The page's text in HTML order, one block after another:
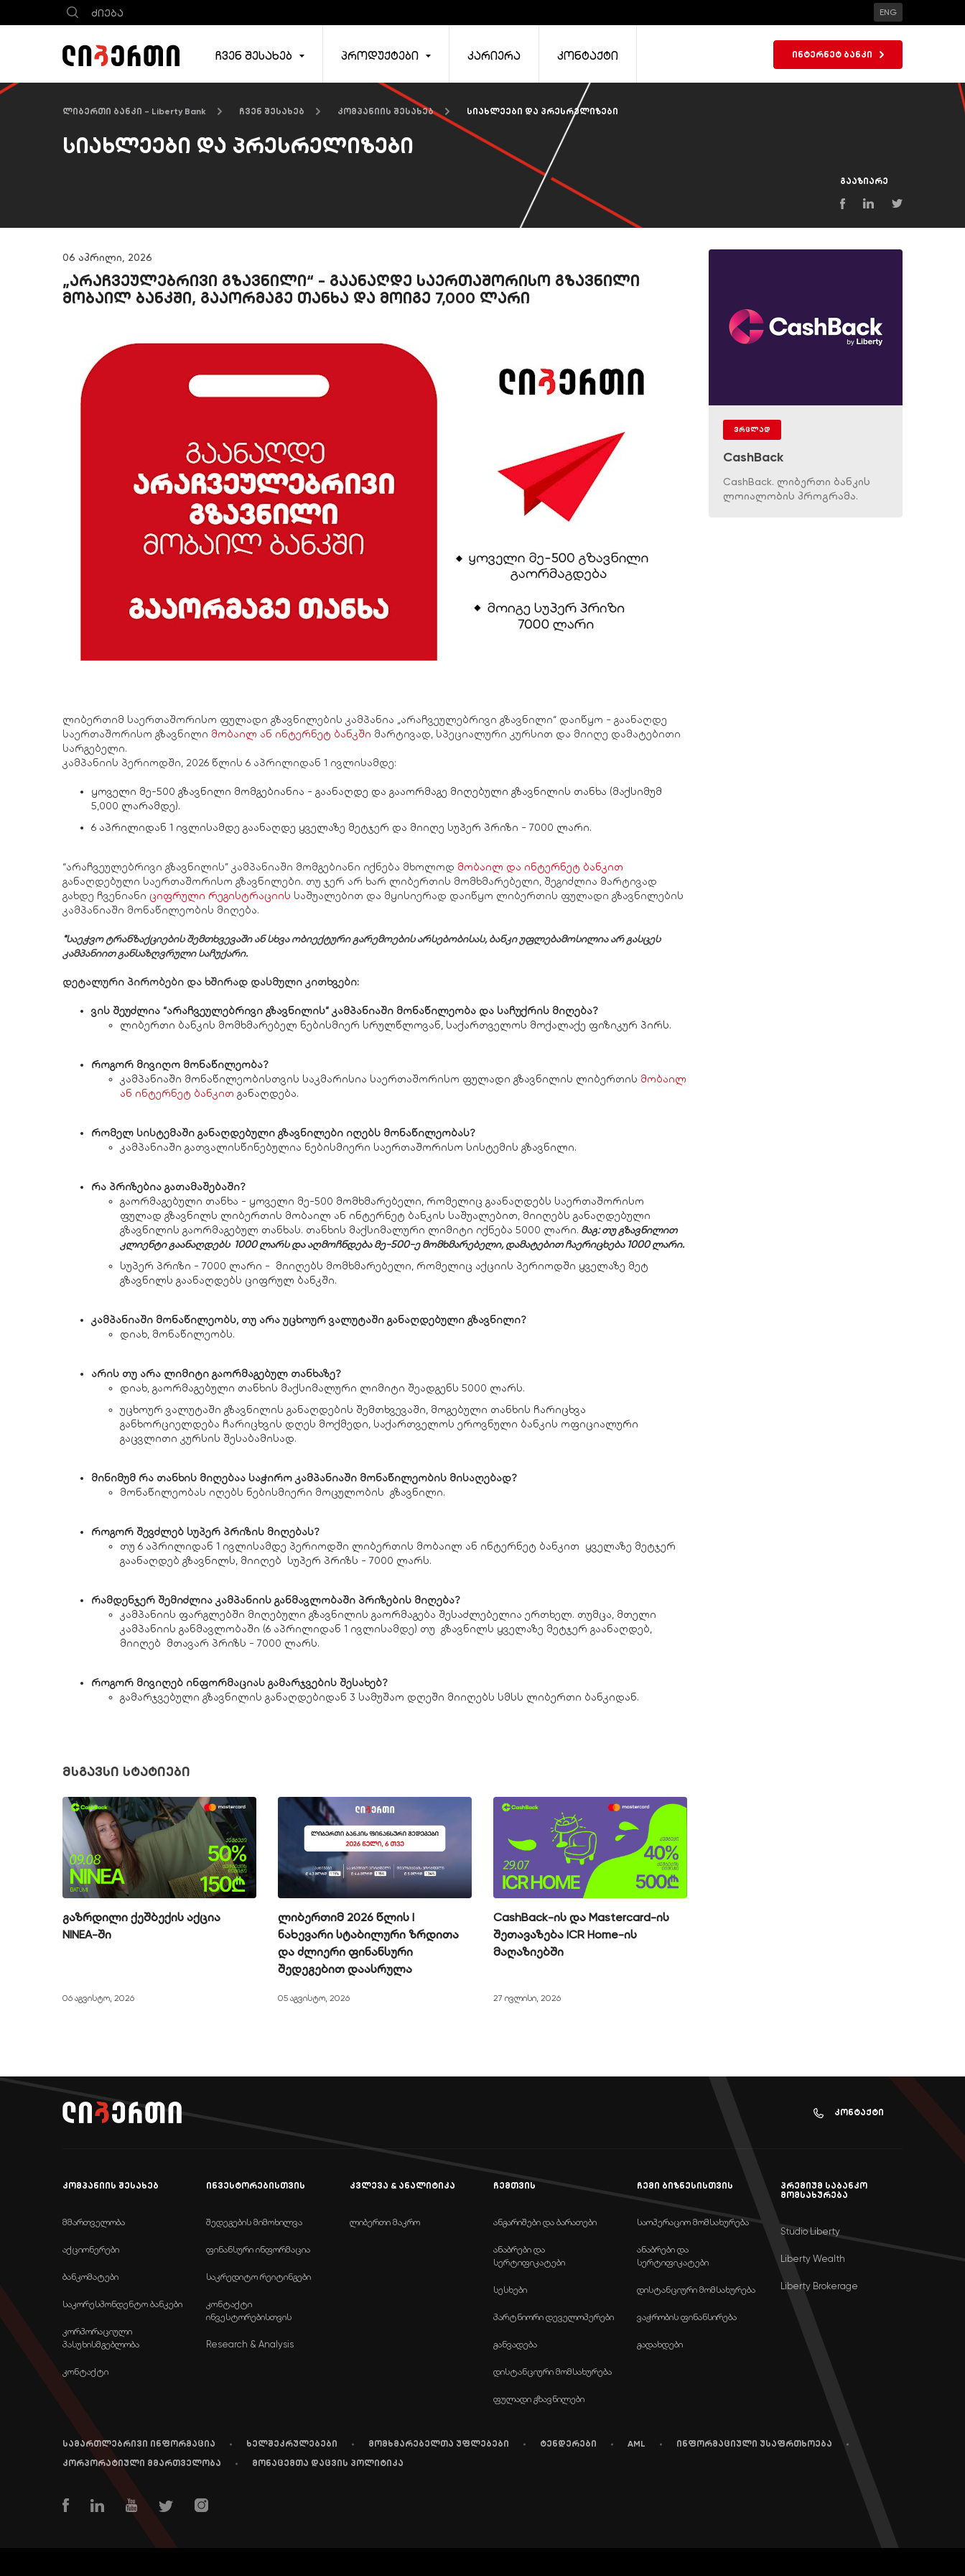
ENG
ჩვენ შესახებ პროდუქტები კარიერა კონტაქტი ინტერნეტ ბანკი
ლიბერთი ბანკი - Liberty Bank ჩვენ შესახებ კომპანიის შესახებ სიახლეები და პრესრელიზები
სიახლეები და პრესრელიზები
გააზიარე
06 აპრილი, 2026
„არაჩვეულებრივი გზავნილი“ - გაანაღდე საერთაშორისო გზავნილი
მობაილ ბანკში, გააორმაგე თანხა და მოიგე 7,000 ლარი
ლიბერთიმ საერთაშორისო ფულადი გზავნილების კამპანია „არაჩვეულებრივი გზავნილი“ დაიწყო - გაანაღდე
საერთაშორისო გზავნილი მობაილ ან ინტერნეტ ბანკში მარტივად, სპეციალური კურსით და მიიღე დამატებითი
სარგებელი.
კამპანიის პერიოდში, 2026 წლის 6 აპრილიდან 1 ივლისამდე:
ყოველი მე-500 გზავნილი მომგებიანია - გაანაღდე და გააორმაგე მიღებული გზავნილის თანხა (მაქსიმუმ
5,000 ლარამდე).
6 აპრილიდან 1 ივლისამდე გაანაღდე ყველაზე მეტჯერ და მიიღე სუპერ პრიზი - 7000 ლარი.
“არაჩვეულებრივი გზავნილის” კამპანიაში მომგებიანი იქნება მხოლოდ მობაილ და ინტერნეტ ბანკით
განაღდებული საერთაშორისო გზავნილები. თუ ჯერ არ ხარ ლიბერთის მომხმარებელი, შეგიძლია მარტივად
გახდე ჩვენიანი ციფრული რეგისტრაციის საშუალებით და მყისიერად დაიწყო ლიბერთის ფულადი გზავნილების
კამპანიაში მონაწილეობის მიღება.
*საეჭვო ტრანზაქციების შემთხვევაში ან სხვა ობიექტური გარემოების არსებობისას, ბანკი უფლებამოსილია არ გასცეს
კამპანიით განსაზღვრული საჩუქარი.
დეტალური პირობები და ხშირად დასმული კითხვები:
ვის შეუძლია “არაჩვეულებრივი გზავნილის” კამპანიაში მონაწილეობა და საჩუქრის მიღება?
ლიბერთი ბანკის მომხმარებელ ნებისმიერ სრულწლოვან, საქართველოს მოქალაქე ფიზიკურ პირს.
როგორ მივიღო მონაწილეობა?
კამპანიაში მონაწილეობისთვის საკმარისია საერთაშორისო ფულადი გზავნილის ლიბერთის მობაილ
ან ინტერნეტ ბანკით განაღდება.
რომელ სისტემაში განაღდებული გზავნილები იღებს მონაწილეობას?
კამპანიაში გათვალისწინებულია ნებისმიერი საერთაშორისო სისტემის გზავნილი.
რა პრიზებია გათამაშებაში?
გაორმაგებული თანხა - ყოველი მე-500 მომხმარებელი, რომელიც გაანაღდებს საერთაშორისო
ფულად გზავნილს ლიბერთის მობაილ ან ინტერნეტ ბანკის საშუალებით, მიიღებს განაღდებული
გზავნილის გაორმაგებულ თანხას. თანხის მაქსიმალური ლიმიტი იქნება 5000 ლარი. მაგ: თუ გზავნილით
კლიენტი გაანაღდებს 1000 ლარს და აღმოჩნდება მე-500-ე მომხმარებელი, დამატებით ჩაერიცხება 1000 ლარი.
სუპერ პრიზი - 7000 ლარი - მიიღებს მომხმარებელი, რომელიც აქციის პერიოდში ყველაზე მეტ
გზავნილს გაანაღდებს ციფრულ ბანკში.
კამპანიაში მონაწილეობს, თუ არა უცხოურ ვალუტაში განაღდებული გზავნილი?
დიახ, მონაწილეობს.
არის თუ არა ლიმიტი გაორმაგებულ თანხაზე?
დიახ, გაორმაგებული თანხის მაქსიმალური ლიმიტი შეადგენს 5000 ლარს.
უცხოურ ვალუტაში გზავნილის განაღდების შემთხვევაში, მოგებული თანხის ჩარიცხვა
განხორციელდება ჩარიცხვის დღეს მოქმედი, საქართველოს ეროვნული ბანკის ოფიციალური
გაცვლითი კურსის შესაბამისად.
მინიმუმ რა თანხის მიღებაა საჭირო კამპანიაში მონაწილეობის მისაღებად?
მონაწილეობას იღებს ნებისმიერი მოცულობის გზავნილი.
როგორ შევძლებ სუპერ პრიზის მიღებას?
თუ 6 აპრილიდან 1 ივლისამდე პერიოდში ლიბერთის მობაილ ან ინტერნეტ ბანკით ყველაზე მეტჯერ
გაანაღდებ გზავნილს, მიიღებ სუპერ პრიზს - 7000 ლარს.
რამდენჯერ შემიძლია კამპანიის განმავლობაში პრიზების მიღება?
კამპანიის ფარგლებში მიღებული გზავნილის გაორმაგება შესაძლებელია ერთხელ. თუმცა, მთელი
კამპანიის განმავლობაში (6 აპრილიდან 1 ივლისამდე) თუ გზავნილს ყველაზე მეტჯერ გაანაღდებ,
მიიღებ მთავარ პრიზს - 7000 ლარს.
​როგორ მივიღებ ინფორმაციას გამარჯვების შესახებ?
გამარჯვებული გზავნილის განაღდებიდან 3 სამუშაო დღეში მიიღებს სმსს ლიბერთი ბანკიდან.
მსგავსი სტატიები
გაზრდილი ქეშბექის აქცია
NINEA-ში
06 აგვისტო, 2026
ლიბერთიმ 2026 წლის I
ნახევარი სტაბილური ზრდითა
და ძლიერი ფინანსური
შედეგებით დაასრულა
05 აგვისტო, 2026
CashBack-ის და Mastercard-ის
შეთავაზება ICR Home-ის
მაღაზიებში
27 ივლისი, 2026
ვრცლად
CashBack
CashBack. ლიბერთი ბანკის
ლოიალობის პროგრამა.
კონტაქტი
კომპანიის შესახებ
მმართველობა
აქციონერები
ბანკომატები
საკორესპონდენტო ბანკები
კორპორაციული
პასუხისმგებლობა
კონტაქტი
ინვესტორებისთვის
შედეგების მიმოხილვა
ფინანსური ინფორმაცია
საკრედიტო რეიტინგები
კონტაქტი
ინვესტორებისთვის
Research & Analysis
კვლევა & ანალიტიკა
ლიბერთი მაკრო
ჩემთვის
ანგარიშები და ბარათები
ანაბრები და
სერტიფიკატები
სესხები
პარტნიორი დეველოპერები
განვადება
დისტანციური მომსახურება
ფულადი გზავნილები
ჩემი ბიზნესისთვის
საოპერაციო მომსახურება
ანაბრები და
სერტიფიკატები
დისტანციური მომსახურება
ვაჭრობის ფინანსირება
გადახდები
პრემიუმ საბანკო
მომსახურება
Studio Liberty
Liberty Wealth
Liberty Brokerage
სამართლებრივი ინფორმაცია ხელშეკრულებები მომხმარებელთა უფლებები ტენდერები AML
ინფორმაციული უსაფრთხოება
კორპორატიული მმართველობა
მონაცემთა დაცვის პოლიტიკა